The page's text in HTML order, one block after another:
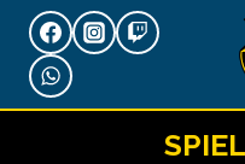
Zum
Inhalt
springen